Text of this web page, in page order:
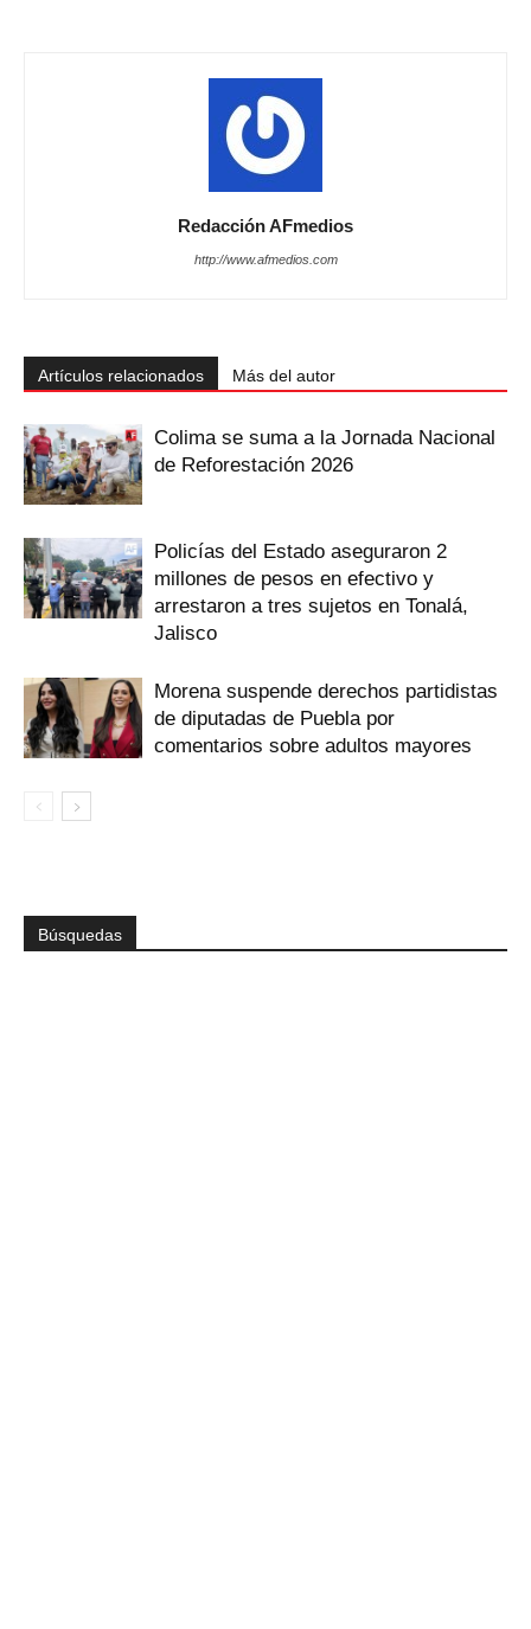
Redacción AFmedios
http://www.afmedios.com
Artículos relacionados Más del autor
Colima se suma a la Jornada Nacional
de Reforestación 2026
Policías del Estado aseguraron 2
millones de pesos en efectivo y
arrestaron a tres sujetos en Tonalá,
Jalisco
Morena suspende derechos partidistas
de diputadas de Puebla por
comentarios sobre adultos mayores
Búsquedas